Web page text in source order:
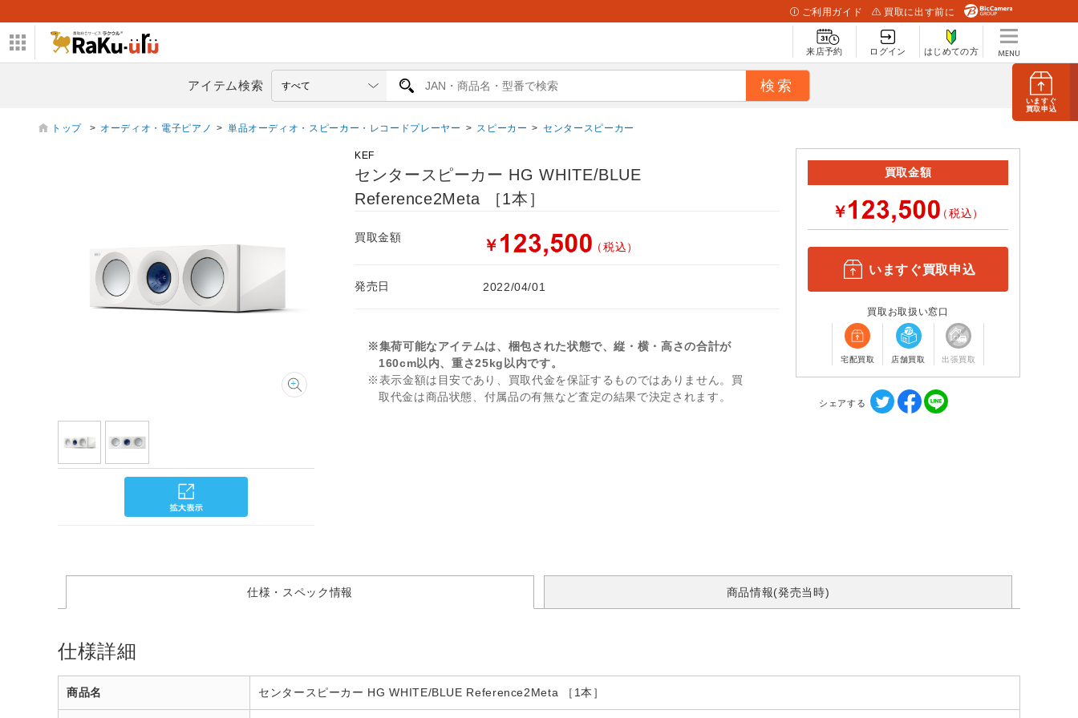
いますぐ
買取申込
ご利用ガイド 買取に出す前に
来店予約 ログイン はじめての方
アイテム検索
トップ > オーディオ・電子ピアノ > 単品オーディオ・スピーカー・レコードプレーヤー > スピーカー > センタースピーカー
KEF
センタースピーカー HG WHITE/BLUE
Reference2Meta ［1本］
買取金額 ￥ （税込）
発売日 2022/04/01
※集荷可能なアイテムは、梱包された状態で、縦・横・高さの合計が
160cm以内、重さ25kg以内です。
※表示金額は目安であり、買取代金を保証するものではありません。買
取代金は商品状態、付属品の有無など査定の結果で決定されます。
買取金額
￥ （税込）
いますぐ買取申込
買取お取扱い窓口
宅配買取 店舗買取 出張買取
シェアする
仕様・スペック情報 商品情報(発売当時)
仕様詳細
商品名 センタースピーカー HG WHITE/BLUE Reference2Meta ［1本］